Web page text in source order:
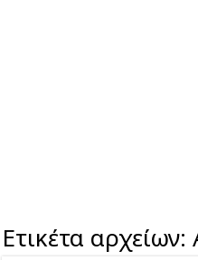
Ετικέτα αρχείων: